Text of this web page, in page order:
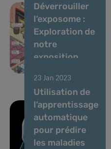
Déverrouiller
l’exposome :
Exploration de
notre
exposition
23 Jan 2023
Utilisation de
l’apprentissage
automatique
pour prédire
les maladies